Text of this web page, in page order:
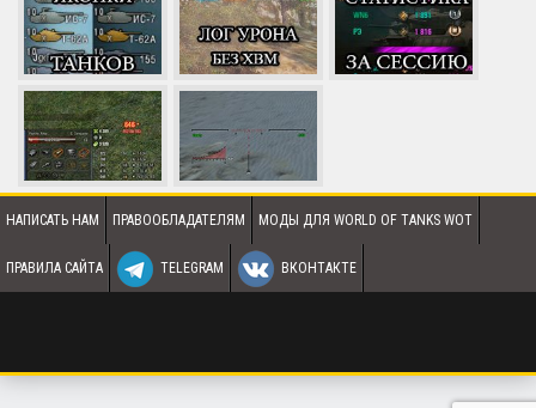
НАПИСАТЬ НАМ ПРАВООБЛАДАТЕЛЯМ МОДЫ ДЛЯ WORLD OF TANKS WOT
ПРАВИЛА САЙТА TELEGRAM ВКОНТАКТЕ